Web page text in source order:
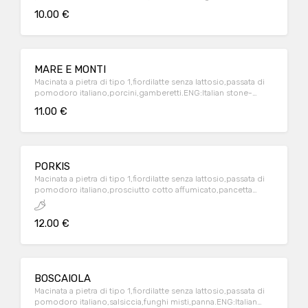
tomatoes source ,red chicory,porchetta(roasted pork)
10.00 €
MARE E MONTI
Macinata a pietra di tipo 1,fiordilatte senza lattosio,passata di
pomodoro italiano,porcini,gamberetti.ENG:Italian stone-
tomatoes source,porcini mushrooms,shrimps
11.00 €
PORKIS
Macinata a pietra di tipo 1,fiordilatte senza lattosio,passata di
pomodoro italiano,prosciutto cotto affumicato,pancetta
stufata,salamino piccante,salsiccia nostrana,würstel.ENG:Italian
stone-ground flour,lactose-free italian milk mozzarella,italian
tomatoes souce ,smocked baked
12.00 €
BOSCAIOLA
Macinata a pietra di tipo 1,fiordilatte senza lattosio,passata di
pomodoro italiano,salsiccia,funghi misti,panna.ENG:Italian